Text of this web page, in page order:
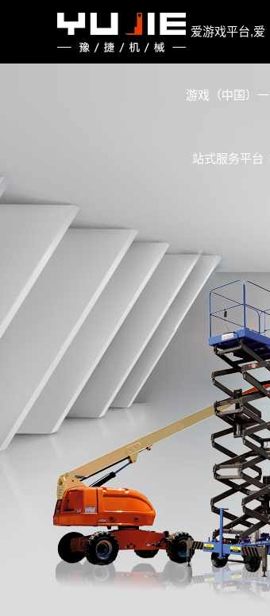
爱游戏平台,爱
游戏（中国）一
站式服务平台